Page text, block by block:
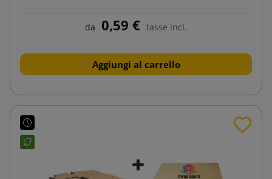
da 0,59 € tasse incl.
Aggiungi al carrello